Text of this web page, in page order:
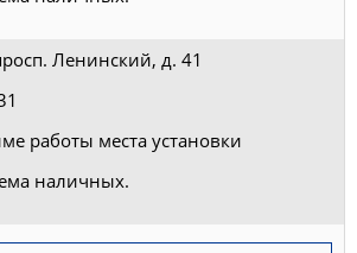
Ленинский, д. 41
работы места установки
наличных.